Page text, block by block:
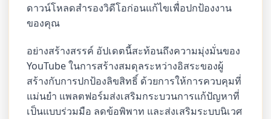
ดาวน์โหลดสำรองวิดีโอก่อนแก้ไขเพื่อปกป้องงาน
ของคุณ
อย่างสร้างสรรค์ อัปเดตนี้สะท้อนถึงความมุ่งมั่นของ
YouTube ในการสร้างสมดุลระหว่างอิสระของผู้
สร้างกับการปกป้องลิขสิทธิ์ ด้วยการให้การควบคุมที่
แม่นยำ แพลตฟอร์มส่งเสริมกระบวนการแก้ปัญหาที่
เป็นแบบร่วมมือ ลดข้อพิพาท และส่งเสริมระบบนิเวศ